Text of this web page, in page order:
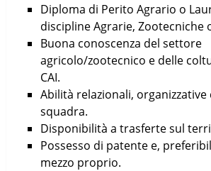
Diploma di Perito Agrario o
discipline Agrarie, Zootecniche
Buona conoscenza del settore
agricolo/zootecnico e delle
CAI.
Abilità relazionali, organizzative
squadra.
Disponibilità a trasferte sul
Possesso di patente e,
mezzo proprio.